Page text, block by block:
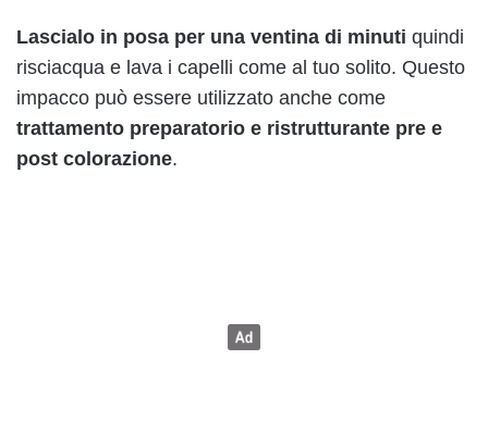
Lascialo in posa per una ventina di minuti quindi
risciacqua e lava i capelli come al tuo solito. Questo
impacco può essere utilizzato anche come
trattamento preparatorio e ristrutturante pre e
post colorazione.